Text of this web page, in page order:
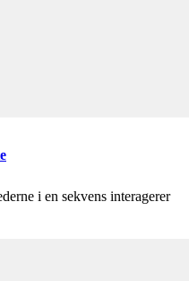
i en sekvens interagerer